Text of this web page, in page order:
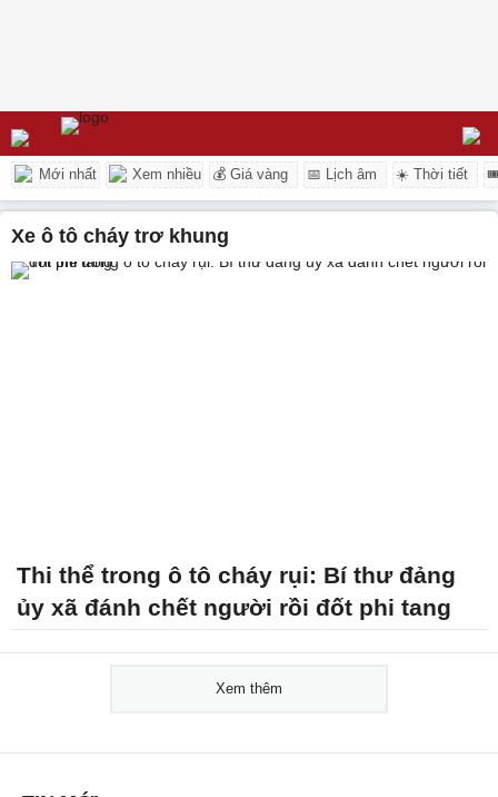
Mới nhất Xem nhiều 💰 Giá vàng 📅 Lịch âm ☀️ Thời tiết
xe ô tô cháy trơ khung
Thi thể trong ô tô cháy rụi: Bí thư đảng
ủy xã đánh chết người rồi đốt phi tang
Xem thêm